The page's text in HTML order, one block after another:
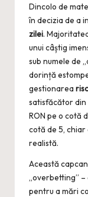
Dincolo de
în decizia de a
zilei.
unui câștig
sub numele de
dorință
gestionarea
satisfăcător din
RON pe o cotă
cotă de 5, chiar
realistă.
Această
„overbetting”
pentru a mări